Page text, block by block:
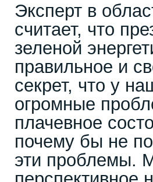
Эксперт в
считает, что
зеленой
правильное и
секрет, что у
огромные
плачевное
почему бы не
эти проблемы.